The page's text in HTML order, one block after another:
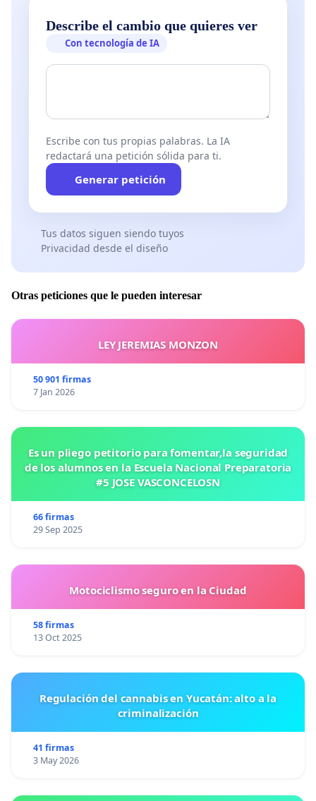
Describe el cambio que quieres ver
Con tecnología de IA
Escribe con tus propias palabras. La IA
redactará una petición sólida para ti.
Generar petición
Tus datos siguen siendo tuyos
Privacidad desde el diseño
Otras peticiones que le pueden interesar
LEY JEREMIAS MONZON
50 901 firmas
7 Jan 2026
Es un pliego petitorio para fomentar,la seguridad
de los alumnos en la Escuela Nacional Preparatoria
#5 JOSE VASCONCELOSN
66 firmas
29 Sep 2025
Motociclismo seguro en la Ciudad
58 firmas
13 Oct 2025
Regulación del cannabis en Yucatán: alto a la
criminalización
41 firmas
3 May 2026